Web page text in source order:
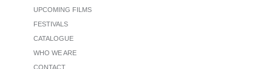
UPCOMING FILMS
FESTIVALS
CATALOGUE
WHO WE ARE
CONTACT